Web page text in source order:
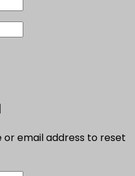
or email address to reset